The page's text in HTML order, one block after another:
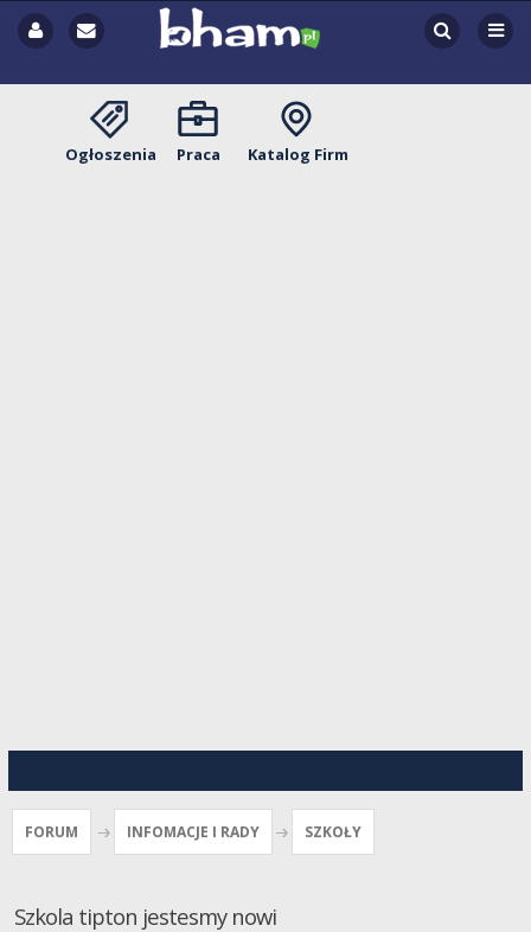
Ogłoszenia Praca Katalog Firm
FORUM INFOMACJE I RADY SZKOŁY
Szkola tipton jestesmy nowi